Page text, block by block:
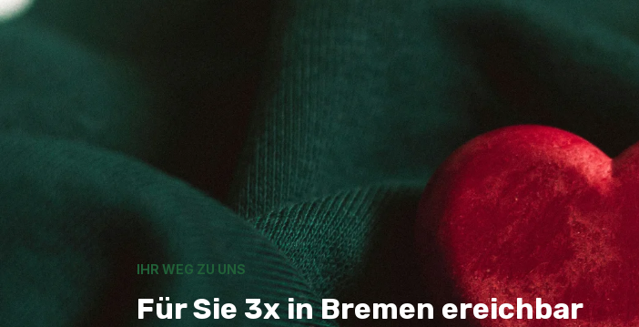
IHR WEG ZU UNS
Für Sie 3x in Bremen ereichbar